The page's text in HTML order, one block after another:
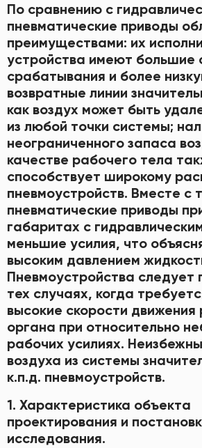
По сравнению с
пневматические приводы
преимуществами: их
устройства имеют большие
срабатывания и более
возвратные линии
как воздух может быть
из любой точки системы;
неограниченного запаса
качестве рабочего тела
способствует широкому
пневмоустройств. Вместе с
пневматические приводы
габаритах с
меньшие усилия, что
высоким давлением
Пневмоустройства следует
тех случаях, когда
высокие скорости движения
органа при относительно
рабочих усилиях.
воздуха из системы
к.п.д. пневмоустройств.
1. Характеристика объекта
проектирования и
исследования.